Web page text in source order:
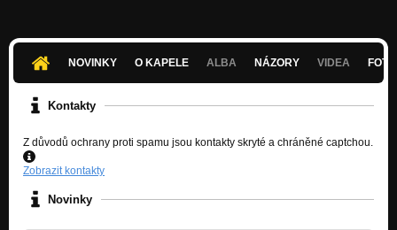
NOVINKY O KAPELE ALBA NÁZORY VIDEA
Kontakty
Z důvodů ochrany proti spamu jsou kontakty skryté a chráněné captchou.
Zobrazit kontakty
Novinky